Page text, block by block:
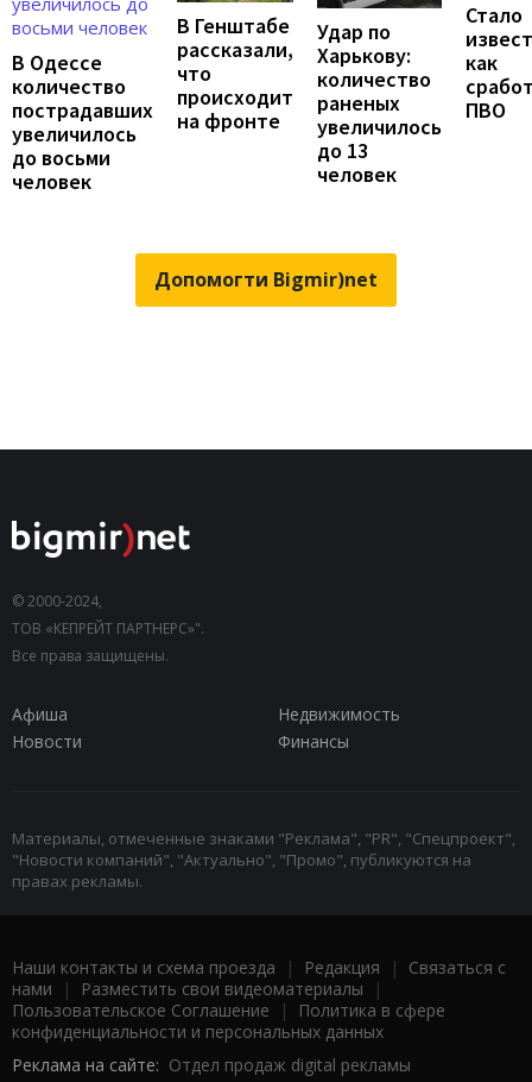
В Одессе
количество
пострадавших
увеличилось
до восьми
человек
В Генштабе
рассказали,
что
происходит
на фронте
Удар по
Харькову:
количество
раненых
увеличилось
до 13
человек
Стало
как
ПВО
Допомогти Bigmir)net
© 2000-2024,
ТОВ «КЕПРЕЙТ ПАРТНЕРС»".
Все права защищены.
Афиша
Недвижимость
Новости
Финансы
Материалы, отмеченные знаками "Реклама", "PR", "Спецпроект",
"Новости компаний", "Актуально", "Промо", публикуются на
правах рекламы.
Наши контакты и схема проезда | Редакция | Связаться с
нами | Разместить свои видеоматериалы |
Пользовательское Соглашение |
Политика в сфере
конфиденциальности и персональных данных
Реклама на сайте: Отдел продаж digital рекламы